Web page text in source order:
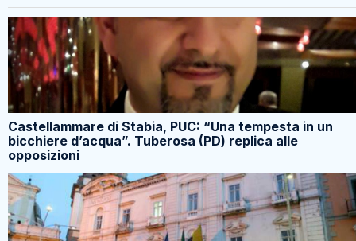
Castellammare di Stabia, PUC: “Una tempesta in un
bicchiere d’acqua”. Tuberosa (PD) replica alle
opposizioni